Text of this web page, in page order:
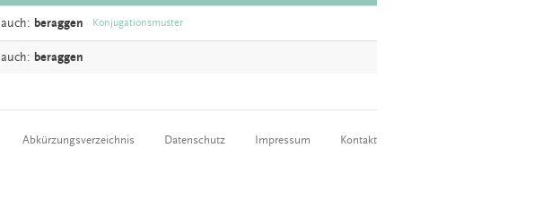
auch: beraggen Konjugationsmuster
auch: beraggen
Abkürzungsverzeichnis Datenschutz Impressum Kontakt